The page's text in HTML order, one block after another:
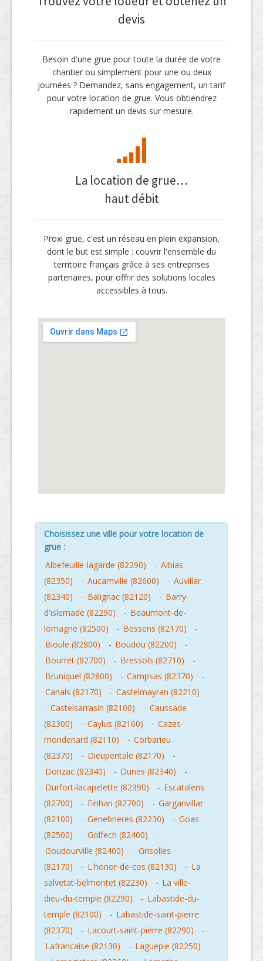
devis
Besoin d'une grue pour toute la durée de votre
chantier ou simplement pour une ou deux
journées ? Demandez, sans engagement, un tarif
pour votre location de grue. Vous obtiendrez
rapidement un devis sur mesure.
La location de grue…
haut débit
Proxi grue, c'est un réseau en plein expansion,
dont le but est simple : couvrir l'ensemble du
territoire français grâce à ses entreprises
partenaires, pour offrir des solutions locales
accessibles à tous.
Choisissez une ville pour votre location de
grue :
Albefeuille-lagarde (82290)
- Albias
(82350)
- Aucamville (82600) - Auvillar
(82340)
- Balignac (82120) - Barry-
d'islemade (82290)
- Beaumont-de-
lomagne (82500)
- Bessens (82170)
-
Bioule (82800)
- Boudou (82200)
-
Bourret (82700)
- Bressols (82710)
-
Bruniquel (82800)
- Campsas (82370)
-
Canals (82170)
- Castelmayran (82210)
- Castelsarrasin (82100) - Caussade
(82300)
- Caylus (82160) - Cazes-
mondenard (82110)
- Corbarieu
(82370)
- Dieupentale (82170)
-
Donzac (82340)
- Dunes (82340)
-
Durfort-lacapelette (82390)
- Escatalens
(82700)
- Finhan (82700) - Garganvillar
(82100)
- Genebrieres (82230) - Goas
(82500)
- Golfech (82400)
-
Goudourville (82400)
- Grisolles
(82170)
- L'honor-de-cos (82130) - La
salvetat-belmontet (82230)
- La ville-
dieu-du-temple (82290)
- Labastide-du-
temple (82100)
- Labastide-saint-pierre
(82370)
- Lacourt-saint-pierre (82290)
-
Lafrancaise (82130)
- Laguepie (82250)